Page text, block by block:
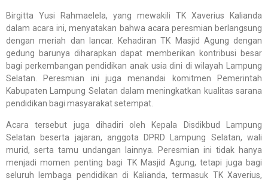
Birgitta Yusi Rahmaelela, yang mewakili TK Xaverius Kalianda
dalam acara ini, menyatakan bahwa acara peresmian berlangsung
dengan meriah dan lancar. Kehadiran TK Masjid Agung dengan
gedung barunya diharapkan dapat memberikan kontribusi besar
bagi perkembangan pendidikan anak usia dini di wilayah Lampung
Selatan. Peresmian ini juga menandai komitmen Pemerintah
Kabupaten Lampung Selatan dalam meningkatkan kualitas sarana
pendidikan bagi masyarakat setempat.
Acara tersebut juga dihadiri oleh Kepala Disdikbud Lampung
Selatan beserta jajaran, anggota DPRD Lampung Selatan, wali
murid, serta tamu undangan lainnya. Peresmian ini tidak hanya
menjadi momen penting bagi TK Masjid Agung, tetapi juga bagi
seluruh lembaga pendidikan di Kalianda, termasuk TK Xaverius,